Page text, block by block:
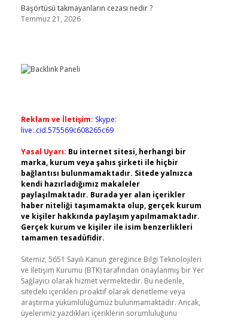
Başörtüsü takmayanların cezası nedir ?
Temmuz 21, 2026
Reklam ve İletişim: Skype:
live:.cid.575569c608265c69
Yasal Uyarı: Bu internet sitesi, herhangi bir
marka, kurum veya şahıs şirketi ile hiçbir
bağlantısı bulunmamaktadır. Sitede yalnızca
kendi hazırladığımız makaleler
paylaşılmaktadır. Burada yer alan içerikler
haber niteliği taşımamakta olup, gerçek kurum
ve kişiler hakkında paylaşım yapılmamaktadır.
Gerçek kurum ve kişiler ile isim benzerlikleri
tamamen tesadüfidir.
Sitemiz, 5651 Sayılı Kanun gereğince Bilgi Teknolojileri
ve İletişim Kurumu (BTK) tarafından onaylanmış bir Yer
Sağlayıcı olarak hizmet vermektedir. Bu nedenle,
sitedeki içerikleri proaktif olarak denetleme veya
araştırma yükümlülüğümüz bulunmamaktadır. Ancak,
üyelerimiz yazdıkları içeriklerin sorumluluğunu